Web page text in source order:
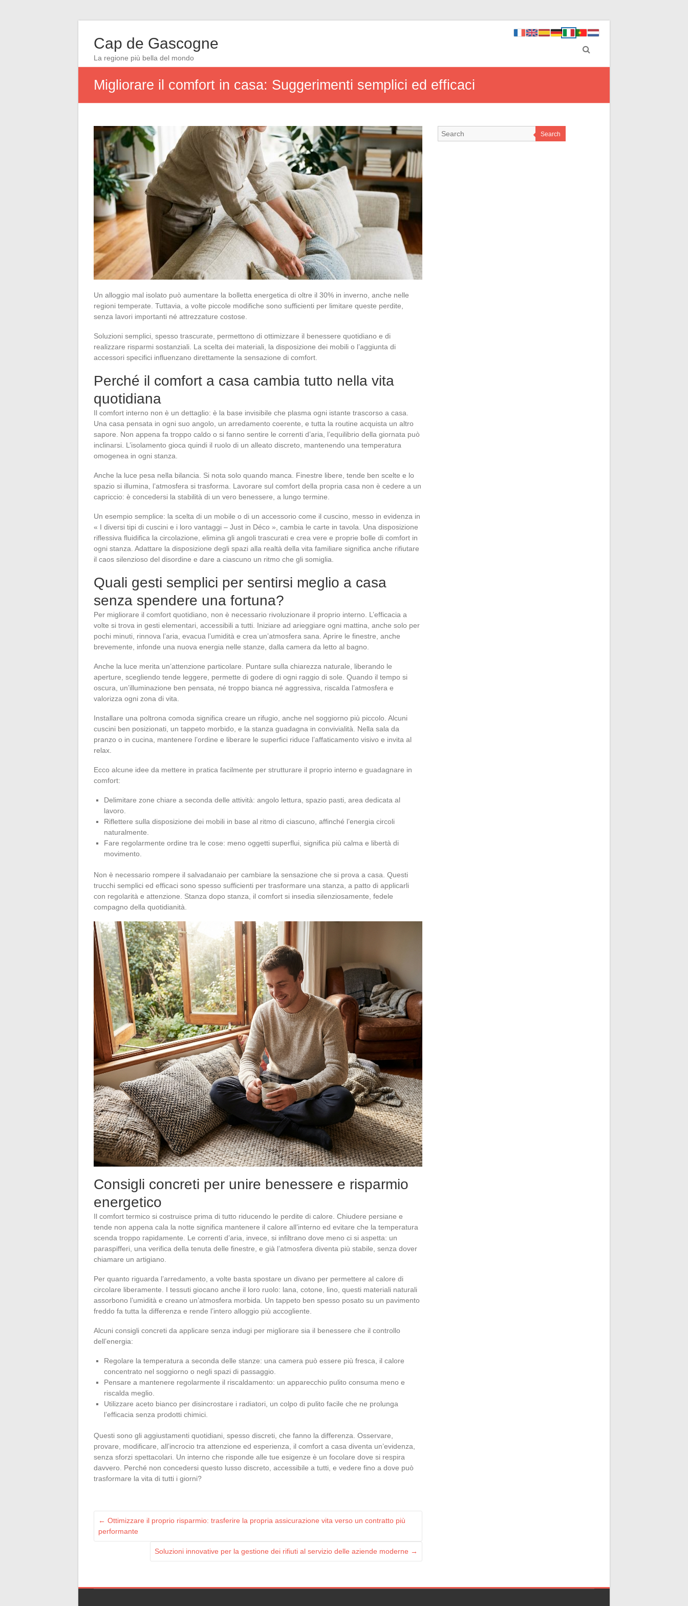
Cap de Gascogne
La regione più bella del mondo
Migliorare il comfort in casa: Suggerimenti semplici ed efficaci
Un alloggio mal isolato può aumentare la bolletta energetica di oltre il 30% in inverno, anche nelle
regioni temperate. Tuttavia, a volte piccole modifiche sono sufficienti per limitare queste perdite,
senza lavori importanti né attrezzature costose.
Soluzioni semplici, spesso trascurate, permettono di ottimizzare il benessere quotidiano e di
realizzare risparmi sostanziali. La scelta dei materiali, la disposizione dei mobili o l’aggiunta di
accessori specifici influenzano direttamente la sensazione di comfort.
Perché il comfort a casa cambia tutto nella vita
quotidiana
Il comfort interno non è un dettaglio: è la base invisibile che plasma ogni istante trascorso a casa.
Una casa pensata in ogni suo angolo, un arredamento coerente, e tutta la routine acquista un altro
sapore. Non appena fa troppo caldo o si fanno sentire le correnti d’aria, l’equilibrio della giornata può
inclinarsi. L’isolamento gioca quindi il ruolo di un alleato discreto, mantenendo una temperatura
omogenea in ogni stanza.
Anche la luce pesa nella bilancia. Si nota solo quando manca. Finestre libere, tende ben scelte e lo
spazio si illumina, l’atmosfera si trasforma. Lavorare sul comfort della propria casa non è cedere a un
capriccio: è concedersi la stabilità di un vero benessere, a lungo termine.
Un esempio semplice: la scelta di un mobile o di un accessorio come il cuscino, messo in evidenza in
« I diversi tipi di cuscini e i loro vantaggi – Just in Déco », cambia le carte in tavola. Una disposizione
riflessiva fluidifica la circolazione, elimina gli angoli trascurati e crea vere e proprie bolle di comfort in
ogni stanza. Adattare la disposizione degli spazi alla realtà della vita familiare significa anche rifiutare
il caos silenzioso del disordine e dare a ciascuno un ritmo che gli somiglia.
Quali gesti semplici per sentirsi meglio a casa
senza spendere una fortuna?
Per migliorare il comfort quotidiano, non è necessario rivoluzionare il proprio interno. L’efficacia a
volte si trova in gesti elementari, accessibili a tutti. Iniziare ad arieggiare ogni mattina, anche solo per
pochi minuti, rinnova l’aria, evacua l’umidità e crea un’atmosfera sana. Aprire le finestre, anche
brevemente, infonde una nuova energia nelle stanze, dalla camera da letto al bagno.
Anche la luce merita un’attenzione particolare. Puntare sulla chiarezza naturale, liberando le
aperture, scegliendo tende leggere, permette di godere di ogni raggio di sole. Quando il tempo si
oscura, un’illuminazione ben pensata, né troppo bianca né aggressiva, riscalda l’atmosfera e
valorizza ogni zona di vita.
Installare una poltrona comoda significa creare un rifugio, anche nel soggiorno più piccolo. Alcuni
cuscini ben posizionati, un tappeto morbido, e la stanza guadagna in convivialità. Nella sala da
pranzo o in cucina, mantenere l’ordine e liberare le superfici riduce l’affaticamento visivo e invita al
relax.
Ecco alcune idee da mettere in pratica facilmente per strutturare il proprio interno e guadagnare in
comfort:
Delimitare zone chiare a seconda delle attività: angolo lettura, spazio pasti, area dedicata al
lavoro.
Riflettere sulla disposizione dei mobili in base al ritmo di ciascuno, affinché l’energia circoli
naturalmente.
Fare regolarmente ordine tra le cose: meno oggetti superflui, significa più calma e libertà di
movimento.
Non è necessario rompere il salvadanaio per cambiare la sensazione che si prova a casa. Questi
trucchi semplici ed efficaci sono spesso sufficienti per trasformare una stanza, a patto di applicarli
con regolarità e attenzione. Stanza dopo stanza, il comfort si insedia silenziosamente, fedele
compagno della quotidianità.
Consigli concreti per unire benessere e risparmio
energetico
Il comfort termico si costruisce prima di tutto riducendo le perdite di calore. Chiudere persiane e
tende non appena cala la notte significa mantenere il calore all’interno ed evitare che la temperatura
scenda troppo rapidamente. Le correnti d’aria, invece, si infiltrano dove meno ci si aspetta: un
paraspifferi, una verifica della tenuta delle finestre, e già l’atmosfera diventa più stabile, senza dover
chiamare un artigiano.
Per quanto riguarda l’arredamento, a volte basta spostare un divano per permettere al calore di
circolare liberamente. I tessuti giocano anche il loro ruolo: lana, cotone, lino, questi materiali naturali
assorbono l’umidità e creano un’atmosfera morbida. Un tappeto ben spesso posato su un pavimento
freddo fa tutta la differenza e rende l’intero alloggio più accogliente.
Alcuni consigli concreti da applicare senza indugi per migliorare sia il benessere che il controllo
dell’energia:
Regolare la temperatura a seconda delle stanze: una camera può essere più fresca, il calore
concentrato nel soggiorno o negli spazi di passaggio.
Pensare a mantenere regolarmente il riscaldamento: un apparecchio pulito consuma meno e
riscalda meglio.
Utilizzare aceto bianco per disincrostare i radiatori, un colpo di pulito facile che ne prolunga
l’efficacia senza prodotti chimici.
Questi sono gli aggiustamenti quotidiani, spesso discreti, che fanno la differenza. Osservare,
provare, modificare, all’incrocio tra attenzione ed esperienza, il comfort a casa diventa un’evidenza,
senza sforzi spettacolari. Un interno che risponde alle tue esigenze è un focolare dove si respira
davvero. Perché non concedersi questo lusso discreto, accessibile a tutti, e vedere fino a dove può
trasformare la vita di tutti i giorni?
← Ottimizzare il proprio risparmio: trasferire la propria assicurazione vita verso un contratto più
performante
Soluzioni innovative per la gestione dei rifiuti al servizio delle aziende moderne →
Search